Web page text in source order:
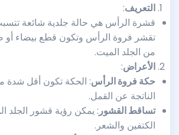
التعريف:
قشرة الرأس هي حالة جلدية شائعة
تقشر فروة الرأس وتكون قطع بيضاء أو
من الجلد الميت.
الأعراض:
حكة فروة الرأس: الحكة تكون أقل شدة
الناتجة عن القمل.
تساقط القشور: يمكن رؤية قشور الجلد
الكتفين والشعر.